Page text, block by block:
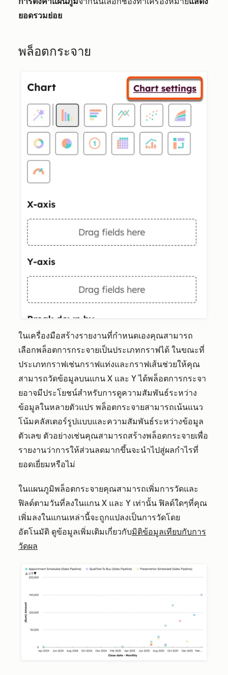
ยอดรวมย่อย
พล็อตกระจาย
ในเครื่องมือสร้างรายงานที่กำหนดเองคุณสามารถ
เลือกพล็อตการกระจายเป็นประเภทกราฟได้ ในขณะที่
ประเภทกราฟเช่นกราฟแท่งและกราฟเส้นช่วยให้คุณ
สามารถวัดข้อมูลบนแกน X และ Y ได้พล็อตการกระจา
ยอาจมีประโยชน์สำหรับการดูความสัมพันธ์ระหว่าง
ข้อมูลในหลายตัวแปร พล็อตกระจายสามารถเน้นแนว
โน้มคลัสเตอร์รูปแบบและความสัมพันธ์ระหว่างข้อมูล
ตัวเลข ตัวอย่างเช่นคุณสามารถสร้างพล็อตกระจายเพื่อ
รายงานว่าการให้ส่วนลดมากขึ้นจะนำไปสู่ผลกำไรที่
ยอดเยี่ยมหรือไม่
ในแผนภูมิพล็อตกระจายคุณสามารถเพิ่มการวัดและ
ฟิลด์ตามวันที่ลงในแกน X และ Y เท่านั้น ฟิลด์ใดๆที่คุณ
เพิ่มลงในแกนเหล่านี้จะถูกแปลงเป็นการวัดโดย
อัตโนมัติ ดูข้อมูลเพิ่มเติมเกี่ยวกับมิติข้อมูลเทียบกับการ
วัดผล